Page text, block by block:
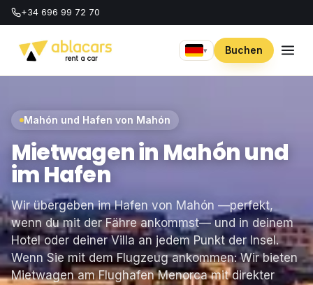
+34 696 99 72 70
▾ Buchen
Mahón und Hafen von Mahón
Mietwagen in Mahón und
im Hafen
Wir übergeben im Hafen von Mahón —perfekt,
wenn du mit der Fähre ankommst— und in deinem
Hotel oder deiner Villa an jedem Punkt der Insel.
Wenn Sie mit dem Flugzeug ankommen: Wir bieten
Mietwagen am Flughafen Menorcamit direkter